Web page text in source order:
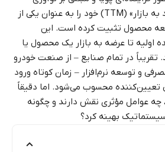
است، اصطلاح «زمان ورود به بازار» (TTM) خود را به عنوان یکی از
محصول تثبیت کرده است. این
اولیه تا عرضه به بازار یک محصول یا
در تمام صنایع – از صنعت خودرو
و توسعه نرم‌افزار – زمان کوتاه ورود
تعیین‌کننده محسوب می‌شود. اما دقیقاً
عوامل مؤثری نقش دارند و چگونه